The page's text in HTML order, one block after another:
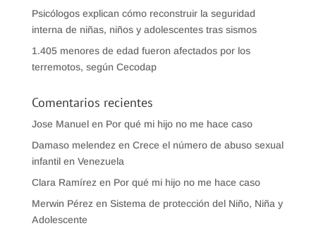
Psicólogos explican cómo reconstruir la seguridad
interna de niñas, niños y adolescentes tras sismos
1.405 menores de edad fueron afectados por los
terremotos, según Cecodap
Comentarios recientes
Jose Manuelen Por qué mi hijo no me hace caso
Damaso melendez en Crece el número de abuso sexual
infantil en Venezuela
Clara Ramírez en Por qué mi hijo no me hace caso
Merwin Pérez en Sistema de protección del Niño, Niña y
Adolescente